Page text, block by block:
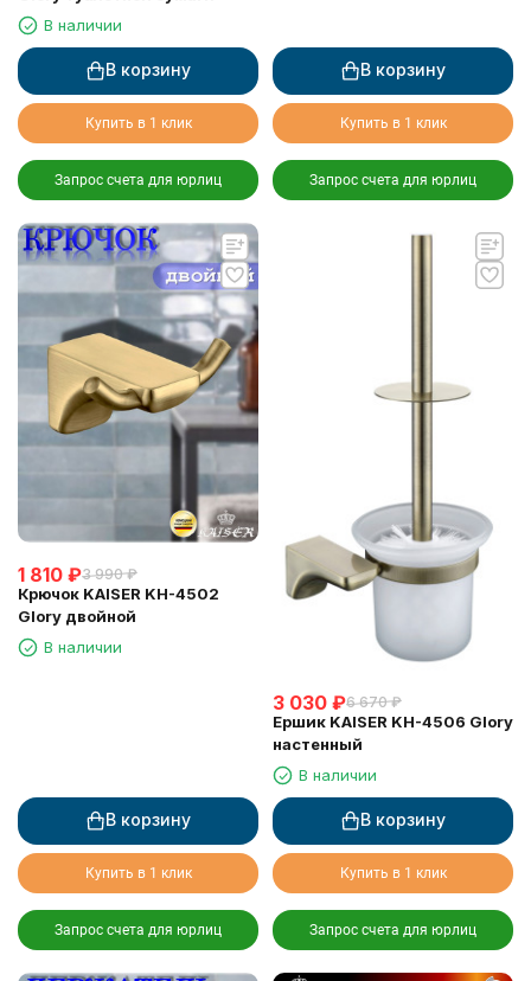
В наличии
В корзину
Купить в 1 клик
Запрос счета для юрлиц
В корзину
Купить в 1 клик
Запрос счета для юрлиц
1 810 ₽3 990 ₽
Крючок KAISER KH-4502
Glory двойной
В наличии
В корзину
Купить в 1 клик
Запрос счета для юрлиц
3 030 ₽6 670 ₽
Ершик KAISER KH-4506 Glory
настенный
В наличии
В корзину
Купить в 1 клик
Запрос счета для юрлиц